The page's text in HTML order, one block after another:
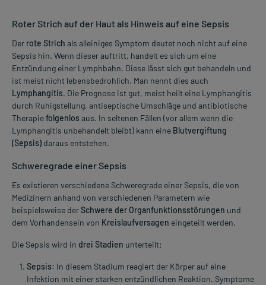
Roter Strich auf der Haut als Hinweis auf eine Sepsis
Der rote Strich als alleiniges Symptom deutet noch nicht auf eine
Sepsis hin. Wenn dieser auftritt, handelt es sich um eine
Entzündung einer Lymphbahn. Diese lässt sich gut behandeln und
ist meist nicht lebensbedrohlich. Man nennt dies auch
Lymphangitis. Die Prognose ist gut, meist heilt eine Lymphangitis
durch Ruhigstellung, antiseptische Umschläge und antibiotische
Therapiefolgenlos aus. In seltenen Fällen (vor allem wenn die
Lymphangitis unbehandelt bleibt) kann eine Blutvergiftung
(Sepsis) daraus entstehen.
Schweregrade einer Sepsis
Es existieren verschiedene Schweregrade einer Sepsis, die von
Medizinern anhand von verschiedenen Parametern wie
beispielsweise derSchwere der Organfunktionsstörungen und
dem Vorhandensein von Kreislaufversagen eingeteilt werden.
Die Sepsis wird in drei Stadien unterteilt:
Sepsis: In diesem Stadium reagiert der Körper auf eine
Infektion mit einer starken entzündlichen Reaktion. Symptome